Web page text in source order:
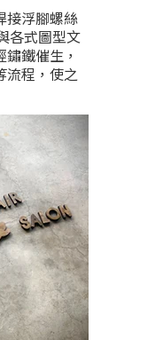
接浮腳螺絲
各式圖型文
鐵催生，
流程，使之
繡化。
常為棕紅
還原反應而
與加工方
鏽。經由足
足的情況
因此完工前
止再鏽化，
。價格根據
計算，提供
詢。